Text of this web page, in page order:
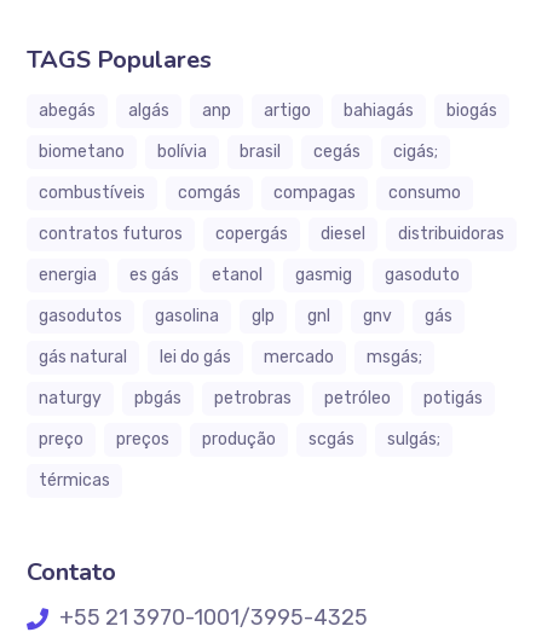
TAGS Populares
abegás algás anp artigo bahiagás
biogás
biometano
bolívia brasil cegás
cigás;
combustíveis
comgás compagas
consumo
contratos futuros
copergás diesel
distribuidoras
energia
es gás etanol gasmig
gasoduto
gasodutos
gasolina glp gnl gnv
gás
gás natural
lei do gás mercado
msgás;
naturgy
pbgás petrobras petróleo
potigás
preço
preços produção scgás
sulgás;
térmicas
Contato
+55 21 3970-1001/3995-4325